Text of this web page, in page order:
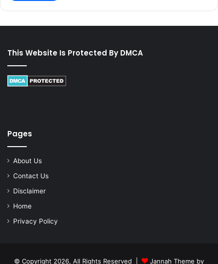
This Website Is Protected By DMCA
Pages
About Us
Contact Us
Disclaimer
Home
Privacy Policy
© Copyright 2026, All Rights Reserved | Jannah Theme by